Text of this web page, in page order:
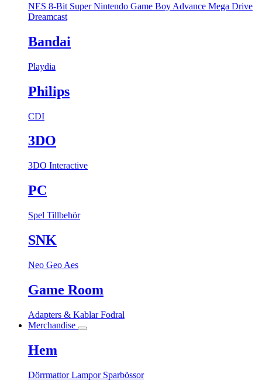
NES 8-Bit Super Nintendo Game Boy Advance Mega Drive
Dreamcast
Bandai
Playdia
Philips
CDI
3DO
3DO Interactive
PC
Spel Tillbehör
SNK
Neo Geo Aes
Game Room
Adapters & KablarFodral
Merchandise
Hem
DörrmattorLampor Sparbössor